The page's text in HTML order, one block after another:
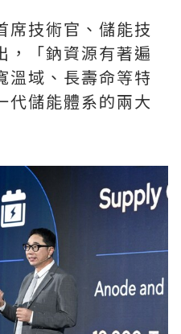
席技術官、儲能技
，「鈉資源有著遍
溫域、長壽命等特
代儲能體系的兩大